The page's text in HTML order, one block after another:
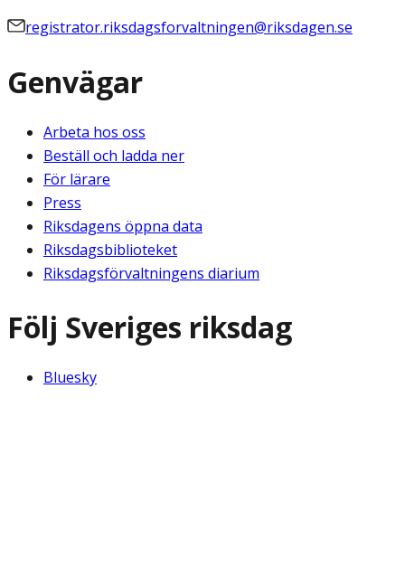
registrator.riksdagsforvaltningen@riksdagen.se
Genvägar
Arbeta hos oss
Beställ och ladda ner
För lärare
Press
Riksdagens öppna data
Riksdagsbiblioteket
Riksdagsförvaltningens diarium
Följ Sveriges riksdag
Bluesky